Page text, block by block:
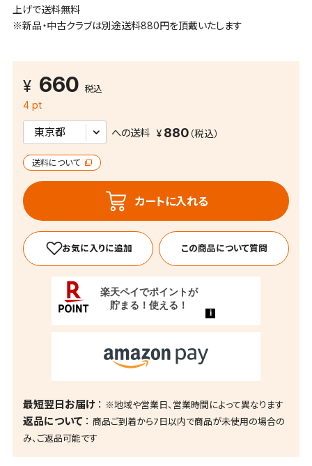
上げで送料無料
※新品・中古クラブは別途送料880円を頂戴いたします
660 税込
4 pt
への送料 880
送料について
カートに入れる
この商品について質問
最短翌日お届け ※地域や営業日、営業時間によって異なります
返品について
商品ご到着から7日以内で商品が未使用の場合の
み、ご返品可能です